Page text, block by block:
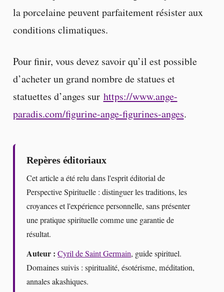
la porcelaine peuvent parfaitement résister aux
conditions climatiques.
Pour finir, vous devez savoir qu’il est possible
d’acheter un grand nombre de statues et
statuettes d’anges sur https://www.ange-
paradis.com/figurine-ange-figurines-anges.
Repères éditoriaux
Cet article a été relu dans l'esprit éditorial de
Perspective Spirituelle : distinguer les traditions, les
croyances et l'expérience personnelle, sans présenter
une pratique spirituelle comme une garantie de
résultat.
Auteur : Cyril de Saint Germain, guide spirituel.
Domaines suivis : spiritualité, ésotérisme, méditation,
annales akashiques.